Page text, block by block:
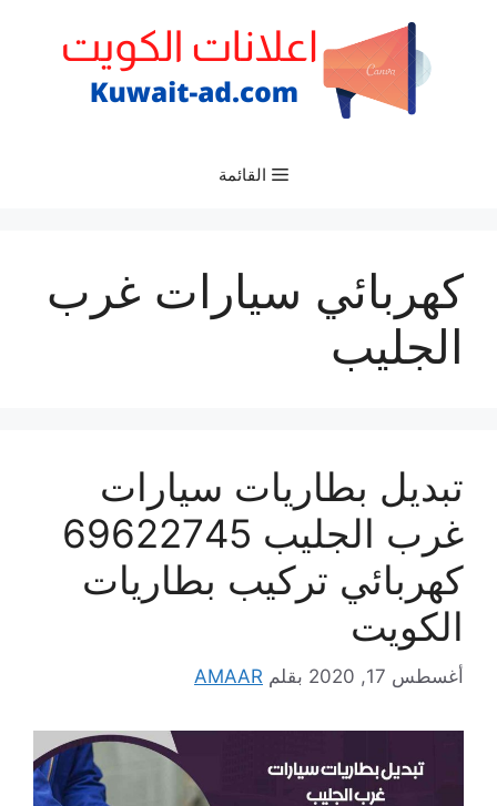
القائمة
كهربائي سيارات غرب
الجليب
تبديل بطاريات سيارات
غرب الجليب 69622745
كهربائي تركيب بطاريات
الكويت
أغسطس 17, 2020 بقلم AMAAR